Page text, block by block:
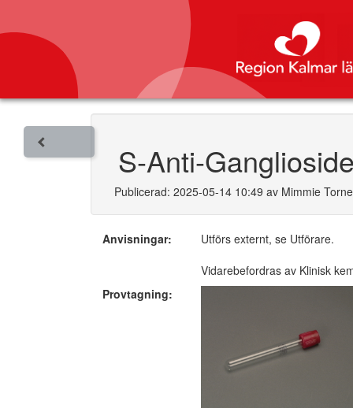
S-Anti-
Publicerad: 2025-05-14 10:49 av Mimmie
Anvisningar:
Utförs externt, se Utförare.
Vidarebefordras av Klinisk
Provtagning: